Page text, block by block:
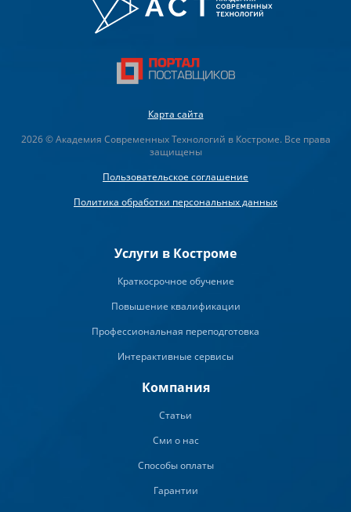
Карта сайта
2026 © Академия Современных Технологий в Костроме. Все права
защищены
Пользовательское соглашение
Политика обработки персональных данных
Услуги в Костроме
Краткосрочное обучение
Повышение квалификации
Профессиональная переподготовка
Интерактивные сервисы
Компания
Статьи
Сми о нас
Способы оплаты
Гарантии